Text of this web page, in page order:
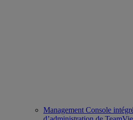
Management Console